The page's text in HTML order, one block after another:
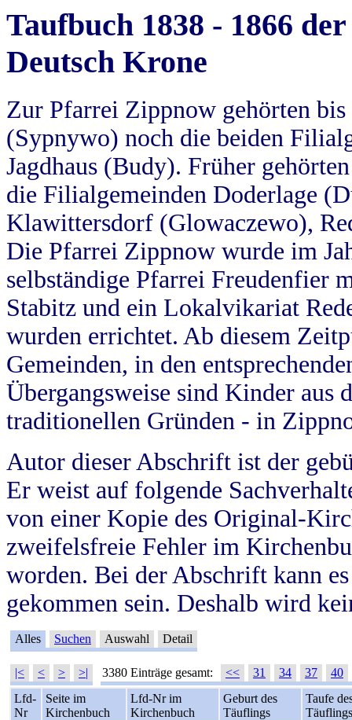
Taufbuch 1838 - 1866
Deutsch Krone
Zur Pfarrei Zippnow gehörten
(Sypnywo) noch die beiden
Jagdhaus (Budy). Früher
die Filialgemeinden Doderlage
Klawittersdorf (Glowaczewo),
Die Pfarrei Zippnow wurde im
selbständige Pfarrei Freudenfier
Stabitz und ein Lokalvikariat
wurden errichtet. Ab diesem
Gemeinden, in den
Übergangsweise sind Kinder aus
traditionellen Gründen - in
Autor dieser Abschrift ist der
Er weist auf folgende
von einer Kopie des Original-
zweifelsfreie Fehler im
worden. Bei der Abschrift kann
gekommen sein. Deshalb wird
Alles Suchen Auswahl Detail
|< < > >| 3380 Einträge gesamt: << 31 34 37
40
Lfd-
Nr
Seite im
Kirchenbuch
Lfd-Nr im
Kirchenbuch
Geburt des
Täuflings
Taufe
Täuflings